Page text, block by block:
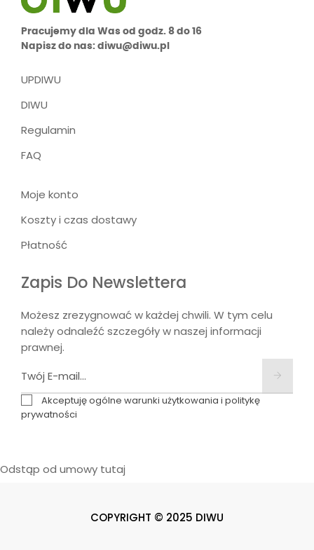
Pracujemy dla Was od godz. 8 do 16
Napisz do nas: diwu@diwu.pl
UPDIWU
DIWU
Regulamin
FAQ
Moje konto
Koszty i czas dostawy
Płatność
Zapis Do Newslettera
Możesz zrezygnować w każdej chwili. W tym celu
należy odnaleźć szczegóły w naszej informacji
prawnej.
Akceptuję ogólne warunki użytkowania i politykę
prywatności
Odstąp od umowy tutaj
COPYRIGHT © 2025 DIWU